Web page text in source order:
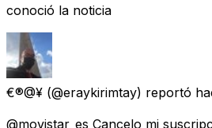
conoció la noticia
€®@¥ (@eraykirimtay) reportó
@movistar_es Cancelo mi